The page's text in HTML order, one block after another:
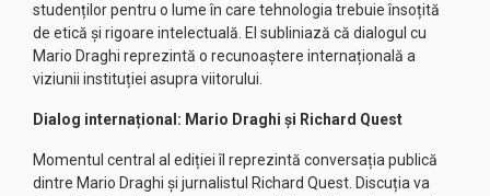
studenților pentru o lume în care tehnologia trebuie însoțită
de etică și rigoare intelectuală. El subliniază că dialogul cu
Mario Draghi reprezintă o recunoaștere internațională a
viziunii instituției asupra viitorului.
Dialog internațional: Mario Draghi și Richard Quest
Momentul central al ediției îl reprezintă conversația publică
dintre Mario Draghi și jurnalistul Richard Quest. Discuția va